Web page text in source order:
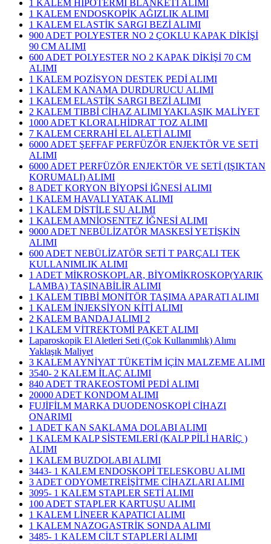
1 KALEM HİPOTERMİ BLANKETİ ALIMI
1 KALEM ENDOSKOPİK AĞIZLIK ALIMI
1 KALEM ELASTİK SARGI BEZİ ALIMI
900 ADET POLYESTER NO 2 ÇOKLU KAPAK DİKİŞİ
90 CM ALIMI
600 ADET POLYESTER NO 2 KAPAK DİKİŞİ 70 CM
ALIMI
1 KALEM POZİSYON DESTEK PEDİ ALIMI
1 KALEM KANAMA DURDURUCU ALIMI
1 KALEM ELASTİK SARGI BEZİ ALIMI
2 KALEM TIBBİ CİHAZ ALIMI YAKLAŞIK MALİYET
1000 ADET KLORALHİDRAT TOZ ALIMI
7 KALEM CERRAHİ EL ALETİ ALIMI
6000 ADET ŞEFFAF PERFÜZÖR ENJEKTÖR VE SETİ
ALIMI
6000 ADET PERFÜZÖR ENJEKTÖR VE SETİ (IŞIKTAN
KORUMALI) ALIMI
8 ADET KORYON BİYOPSİ İĞNESİ ALIMI
1 KALEM HAVALI YATAK ALIMI
1 KALEM DİSTİLE SU ALIMI
1 KALEM AMNİOSENTEZ İĞNESİ ALIMI
9000 ADET NEBÜLİZATÖR MASKESİ YETİŞKİN
ALIMI
600 ADET NEBÜLİZATÖR SETİ T PARÇALI TEK
KULLANIMLIK ALIMI
1 ADET MİKROSKOPLAR, BİYOMİKROSKOP(YARIK
LAMBA) TAŞINABİLİR ALIMI
1 KALEM TIBBİ MONİTÖR TAŞIMA APARATI ALIMI
1 KALEM İNJEKSİYON KİTİ ALIMI
2 KALEM BANDAJ ALIMI 2
1 KALEM VİTREKTOMİ PAKET ALIMI
Laparoskopik El Aletleri Seti (Çok Kullanımlık) Alımı
Yaklaşık Maliyet
3 KALEM AYNİYAT TÜKETİM İÇİN MALZEME ALIMI
3540- 2 KALEM İLAÇ ALIMI
840 ADET TRAKEOSTOMİ PEDİ ALIMI
20000 ADET KONDOM ALIMI
FUJİFİLM MARKA DUODENOSKOPİ CİHAZI
ONARIMI
1 ADET KAN SAKLAMA DOLABI ALIMI
1 KALEM KALP SİSTEMLERİ (KALP PİLİ HARİÇ )
ALIMI
1 KALEM BUZDOLABI ALIMI
3443- 1 KALEM ENDOSKOPİ TELESKOBU ALIMI
3 ADET ODYOMETREİŞİTME CİHAZLARI ALIMI
3095- 1 KALEM STAPLER SETİ ALIMI
100 ADET STAPLER KARTUŞU ALIMI
1 KALEM LİNEER KAPATICI ALIMI
1 KALEM NAZOGASTRİK SONDA ALIMI
3485- 1 KALEM CİLT STAPLERİ ALIMI